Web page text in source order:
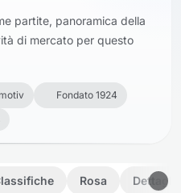
partite, panoramica della
di mercato per questo
Fondato 1924
Rosa Dettagli